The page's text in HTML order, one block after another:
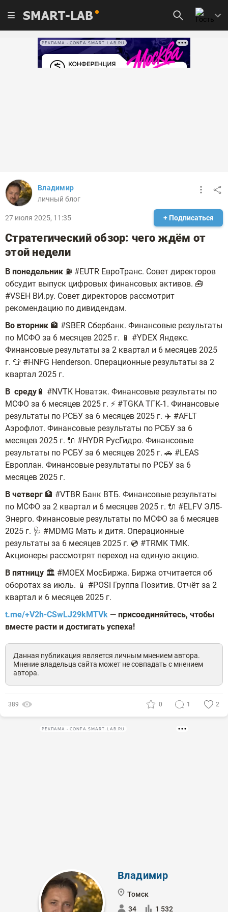
SMART-LAB
РЕКЛАМА • CONFA.SMART-LAB.RU
Владимир
личный блог
27 июля 2025, 11:35 + Подписаться
Стратегический обзор: чего ждём от
этой недели
В понедельник ⛽️ #EUTR ЕвроТранс. Совет директоров
обсудит выпуск цифровых финансовых активов. 🧰
#VSEH ВИ.ру. Cовет директоров рассмотрит
рекомендацию по дивидендам.
Во вторник 🏦 #SBER Сбербанк. Финансовые результаты
по МСФО за 6 месяцев 2025 г. 📱 #YDEX Яндекс.
Финансовые результаты за 2 квартал и 6 месяцев 2025
г. 👕 #HNFG Henderson. Операционные результаты за 2
квартал 2025 г.
В среду 🔋 #NVTK Новатэк. Финансовые результаты по
МСФО за 6 месяцев 2025 г. ⚡️ #TGKA ТГК-1. Финансовые
результаты по РСБУ за 6 месяцев 2025 г. ✈️ #AFLT
Аэрофлот. Финансовые результаты по РСБУ за 6
месяцев 2025 г. 🔌 #HYDR РусГидро. Финансовые
результаты по РСБУ за 6 месяцев 2025 г. 🚗 #LEAS
Европлан. Финансовые результаты по РСБУ за 6
месяцев 2025 г.
В четверг 🏦 #VTBR Банк ВТБ. Финансовые результаты
по МСФО за 2 квартал и 6 месяцев 2025 г. 🔌 #ELFV ЭЛ5-
Энерго. Финансовые результаты по МСФО за 6 месяцев
2025 г. 🩺 #MDMG Мать и дитя. Операционные
результаты за 6 месяцев 2025 г. 💿 #TRMK ТМК.
Акционеры рассмотрят переход на единую акцию.
В пятницу 🏛 #MOEX МосБиржа. Биржа отчитается об
оборотах за июль. 📱 #POSI Группа Позитив. Отчёт за 2
квартал и 6 месяцев 2025 г.
t.me/+V2h-CSwLJ29kMTVk — присоединяйтесь, чтобы
вместе расти и достигать успеха!
Данная публикация является личным мнением автора.
Мнение владельца сайта может не совпадать с мнением
автора.
389 0 1 2
РЕКЛАМА • CONFA.SMART-LAB.RU
Владимир
Томск
34
1 532